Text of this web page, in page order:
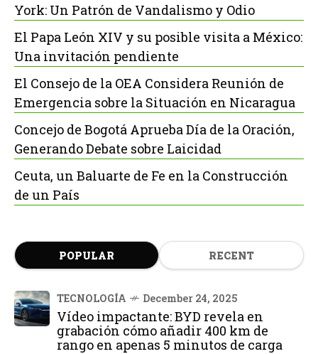
York: Un Patrón de Vandalismo y Odio
El Papa León XIV y su posible visita a México:
Una invitación pendiente
El Consejo de la OEA Considera Reunión de
Emergencia sobre la Situación en Nicaragua
Concejo de Bogotá Aprueba Día de la Oración,
Generando Debate sobre Laicidad
Ceuta, un Baluarte de Fe en la Construcción
de un País
POPULAR RECENT
TECNOLOGÍA December 24, 2025
Vídeo impactante: BYD revela en
grabación cómo añadir 400 km de
rango en apenas 5 minutos de carga